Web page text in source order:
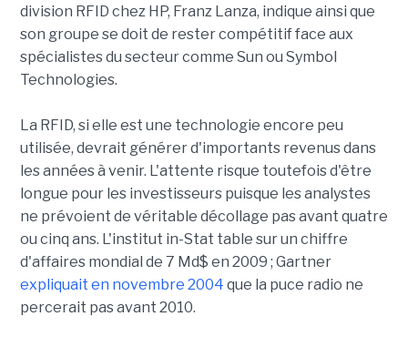
division RFID chez HP, Franz Lanza, indique ainsi que
son groupe se doit de rester compétitif face aux
spécialistes du secteur comme Sun ou Symbol
Technologies.
La RFID, si elle est une technologie encore peu
utilisée, devrait générer d'importants revenus dans
les années à venir. L'attente risque toutefois d'être
longue pour les investisseurs puisque les analystes
ne prévoient de véritable décollage pas avant quatre
ou cinq ans. L'institut in-Stat table sur un chiffre
d'affaires mondial de 7 Md$ en 2009 ; Gartner
expliquait en novembre 2004 que la puce radio ne
percerait pas avant 2010.